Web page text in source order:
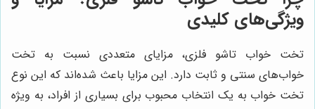
ویژگی‌های کلیدی
تخت خواب تاشو فلزی، مزایای متعددی نسبت به تخت
خواب‌های سنتی و ثابت دارد. این مزایا باعث شده‌اند که این نوع
تخت خواب به یک انتخاب محبوب برای بسیاری از افراد، به ویژه